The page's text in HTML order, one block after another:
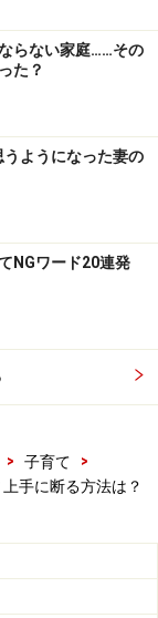
う。
てくるかもしれ
分の都合ばか
に返してしま
んな自分がい
まう……。「非
、ぐるぐる繰
とも大事にで
「行きたくな
の「気持ち」を
らない家庭……その
た？
ようになった妻の
NGワード20連発
> 子育て
>
手に断る方法は？